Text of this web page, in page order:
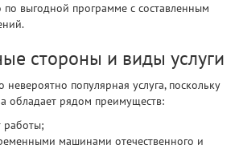
по выгодной программе с составленным
стороны и виды услуги
невероятно популярная услуга, поскольку
обладает рядом преимуществ:
работы;
машинами отечественного и